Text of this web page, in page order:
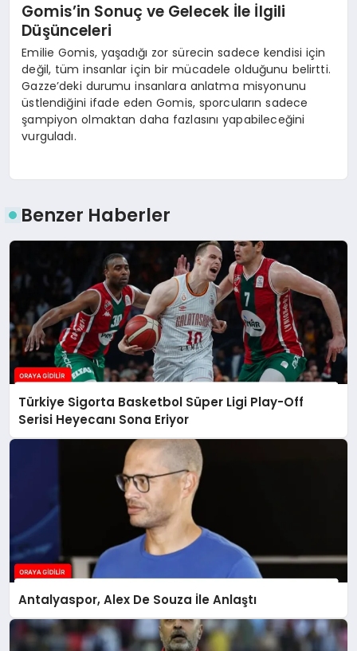
Gomis’in Sonuç ve Gelecek İle İlgili
Düşünceleri
Emilie Gomis, yaşadığı zor sürecin sadece kendisi için
değil, tüm insanlar için bir mücadele olduğunu belirtti.
Gazze’deki durumu insanlara anlatma misyonunu
üstlendiğini ifade eden Gomis, sporcuların sadece
şampiyon olmaktan daha fazlasını yapabileceğini
vurguladı.
Benzer Haberler
Türkiye Sigorta Basketbol Süper Ligi Play-Off
Serisi Heyecanı Sona Eriyor
Antalyaspor, Alex De Souza İle Anlaştı